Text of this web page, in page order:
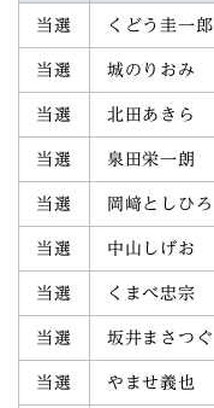
当選 くどう圭一郎
当選 城のりおみ
当選 北田あきら
当選 泉田栄一朗
当選 岡﨑としひろ
当選 中山しげお
当選 くまべ忠宗
当選 坂井まさつぐ
当選 やませ義也